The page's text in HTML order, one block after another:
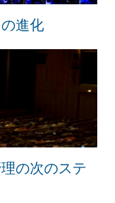
進化
の次のステ